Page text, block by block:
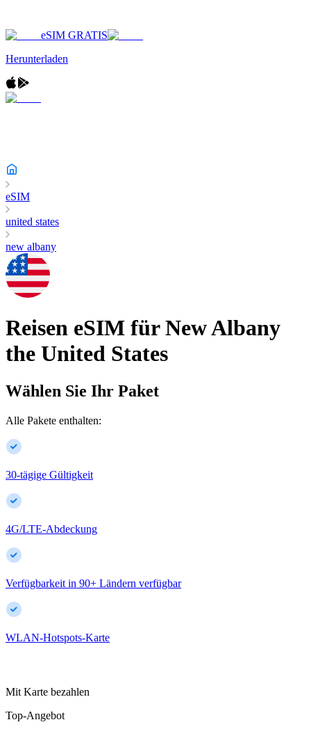
eSIM GRATIS
Herunterladen
eSIM
united states
new albany
Reisen eSIM für New Albany
the United States
Wählen Sie Ihr Paket
Alle Pakete enthalten:
30-tägige Gültigkeit
4G/LTE-Abdeckung
Verfügbarkeit in 90+ Ländern verfügbar
WLAN-Hotspots-Karte
Mit Karte bezahlen
Top-Angebot